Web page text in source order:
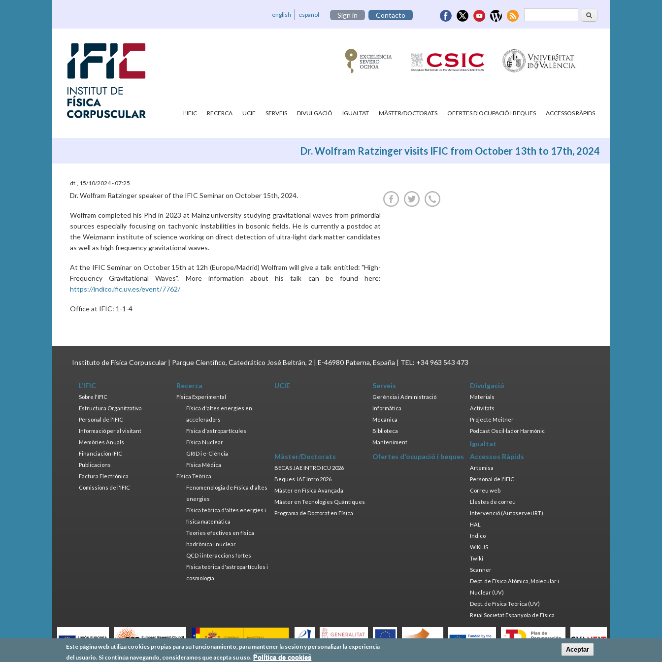
Formulari deCerca
english español Sign in Contacto
L'IFIC RECERCA UCIE SERVEIS DIVULGACIÓ IGUALTAT MÀSTER/DOCTORATS OFERTES D'OCUPACIÓ I BEQUES ACCESSOS RÀPIDS
Dr. Wolfram Ratzinger visits IFIC from October 13th to 17th, 2024
dt., 15/10/2024 - 07:25
Dr. Wolfram Ratzinger speaker of the IFIC Seminar on October 15th, 2024.
Wolfram completed his Phd in 2023 at Mainz university studying gravitational waves from primordial
sources especially focusing on tachyonic instabilities in bosonic fields. He is currently a postdoc at
the Weizmann institute of science working on direct detection of ultra-light dark matter candidates
as well as high frequency gravitational waves.
At the IFIC Seminar on October 15th at 12h (Europe/Madrid) Wolfram will give a talk entitled: "High-
Frequency Gravitational Waves". More information about his talk can be found here:
https://indico.ific.uv.es/event/7762/
Office at IFIC: 1-1-4
Instituto de Física Corpuscular | Parque Científico, Catedrático José Beltrán, 2 | E-46980 Paterna, España | TEL: +34 963 543 473
L'IFIC
Sobre l'IFIC
Estructura Organitzativa
Personal de l'IFIC
Informació per al visitant
Memòries Anuals
Financiación IFIC
Publicacions
Factura Electrònica
Comissions de l'IFIC
Recerca
Física Experimental
Física d'altes energies en
acceleradors
Física d'astropartícules
Física Nuclear
GRID i e-Ciència
Física Mèdica
Física Teòrica
Fenomenologia de Física d'altes
energies
Física teòrica d'altes energies i
física matemàtica
Teories efectives en física
hadrònica i nuclear
QCD i interaccions fortes
Física teòrica d'astropartícules i
cosmologia
UCIE Serveis
Gerència i Administració
Informàtica
Mecànica
Biblioteca
Manteniment
Divulgació
Materials
Activitats
Projecte Meitner
Podcast Oscil·lador Harmònic
Igualtat
Màster/Doctorats
BECAS JAE INTRO ICU 2026
Beques JAE Intro 2026
Màster en Física Avançada
Màster en Tecnologies Quàntiques
Programa de Doctorat en Física
Ofertes d'ocupació i beques Accessos Ràpids
Artemisa
Personal de l'IFIC
Correu web
Llestes de correu
Intervenció (Autoservei IRT)
HAL
Indico
WIKI.JS
Twiki
Scanner
Dept. de Física Atòmica, Molecular i
Nuclear (UV)
Dept. de Física Teòrica (UV)
Reial Societat Espanyola de Física
Este página web utiliza cookies propias para su funcionamiento, para mantener la sesión y personalizar la experiencia
del usuario. Si continúa navegando, consideramos que acepta su uso. Política de cookies
Aceptar